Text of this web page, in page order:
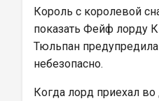
Король с королевой
показать Фейф лорду
Тюльпан предупредила
небезопасно.
Когда лорд приехал во